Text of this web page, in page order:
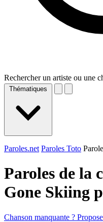
Rechercher un artiste ou une
Thématiques
Paroles.net Paroles Toto
Paroles de la
Gone Skiing
Chanson manquante ?